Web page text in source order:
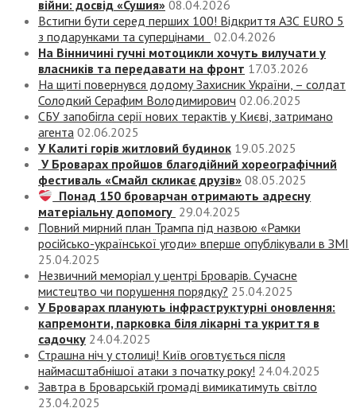
війни: досвід «Сушия» 08.04.2026
Встигни бути серед перших 100! Відкриття АЗС EURO 5
з подарунками та суперцінами
02.04.2026
На Вінничині гучні мотоцикли хочуть вилучати у
власників та передавати на фронт 17.03.2026
На щиті повернувся додому Захисник України, – солдат
Солодкий Серафим Володимирович 02.06.2025
СБУ запобігла серії нових терактів у Києві, затримано
агента 02.06.2025
У Калиті горів житловий будинок 19.05.2025
У Броварах пройшов благодійний хореографічний
фестиваль «Смайл скликає друзів» 08.05.2025
Понад 150 броварчан отримають адресну
матеріальну допомогу 29.04.2025
Повний мирний план Трампа під назвою «‎Рамки
російсько-української угоди» вперше опублікували в ЗМІ
25.04.2025
Незвичний меморіал у центрі Броварів. Сучасне
мистецтво чи порушення порядку? 25.04.2025
У Броварах планують інфраструктурні оновлення:
капремонти, парковка біля лікарні та укриття в
садочку 24.04.2025
Страшна ніч у столиці! Київ оговтується після
наймасштабнішої атаки з початку року! 24.04.2025
Завтра в Броварській громаді вимикатимуть світло
23.04.2025